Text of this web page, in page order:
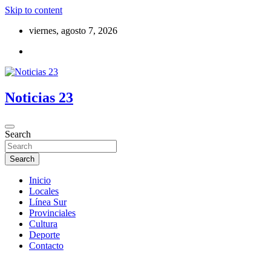
Skip to content
viernes, agosto 7, 2026
Noticias 23
Search
Search
Inicio
Locales
Línea Sur
Provinciales
Cultura
Deporte
Contacto